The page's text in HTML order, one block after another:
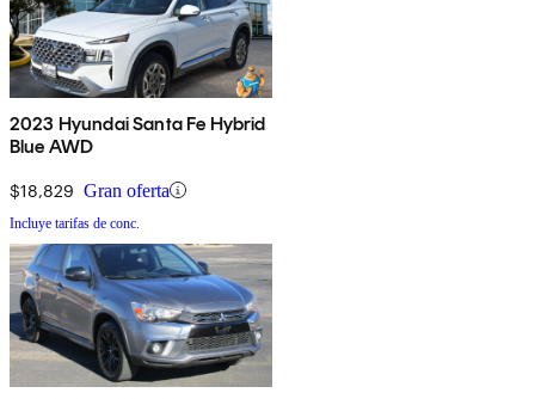
2023 Hyundai Santa Fe Hybrid
Blue AWD
$18,829 Gran oferta
Incluye tarifas de conc.